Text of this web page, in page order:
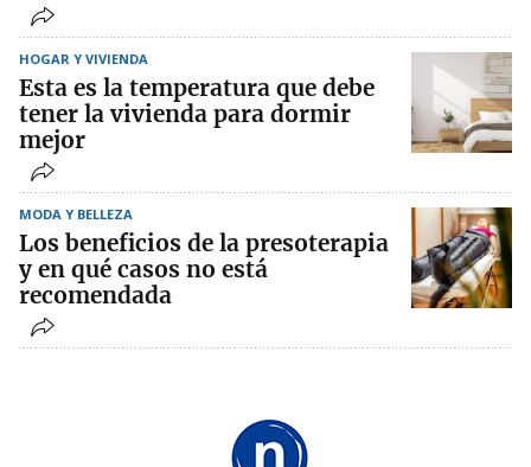
HOGAR Y VIVIENDA
Esta es la temperatura que debe
tener la vivienda para dormir
mejor
MODA Y BELLEZA
Los beneficios de la presoterapia
y en qué casos no está
recomendada